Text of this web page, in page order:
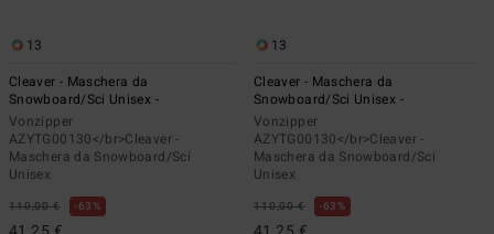
13
Cleaver - Maschera da
Snowboard/Sci Unisex -
Vonzipper
AZYTG00130</br>Cleaver -
Maschera da Snowboard/Sci
Unisex
110,00 € 63%
13
Cleaver - Maschera da
Snowboard/Sci Unisex -
Vonzipper
AZYTG00130</br>Cleaver -
Maschera da Snowboard/Sci
Unisex
110,00 € 63%